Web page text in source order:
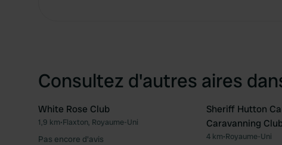
Consultez d'autres aires
Préféré
White Rose Club
1,9 km•Flaxton, Royaume-Uni
Pas encore d'avis
Sheriff Hutton
Caravanning
4 km•Royaume-Uni